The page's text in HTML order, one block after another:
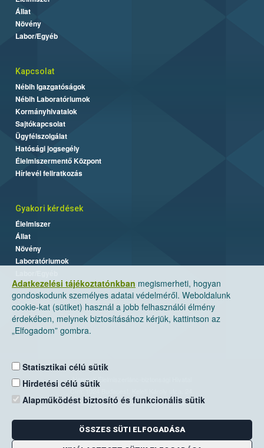
Adatkezelési tájékoztatónkban megismerheti, hogyan
gondoskodunk személyes adatai védelméről. Weboldalunk
cookie-kat (sütiket) használ a jobb felhasználói élmény
érdekében, melynek biztosításához kérjük, kattintson az
„Elfogadom” gombra.
Statisztikai célú sütik
Hirdetési célú sütik
Alapműködést biztosító és funkcionális sütik
ÖSSZES SÜTI ELFOGADÁSA
Állat
Növény
Labor/Egyéb
Kapcsolat
Nébih Igazgatóságok
Nébih Laboratóriumok
Kormányhivatalok
Sajtókapcsolat
Ügyfélszolgálat
Hatósági jogsegély
Élelmiszermentő Központ
Hírlevél feliratkozás
Gyakori kérdések
Élelmiszer
Állat
Növény
Laboratóriumok
Nemzeti Élelmiszerlánc-biztonsági Hivatal
Levelezési cím: 1525 Budapest. Pf. 30.
E-mail:ugyfelszolgalat@nebih.gov.hu